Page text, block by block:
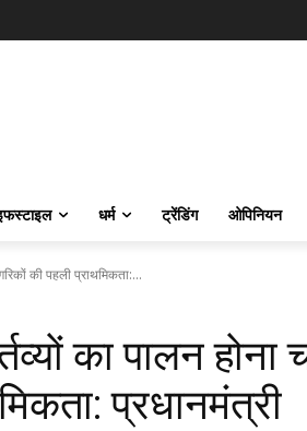
धर्म ट्रेंडिंग ओपिनियन
की पहली प्राथमिकता:...
का पालन होना
प्रधानमंत्री